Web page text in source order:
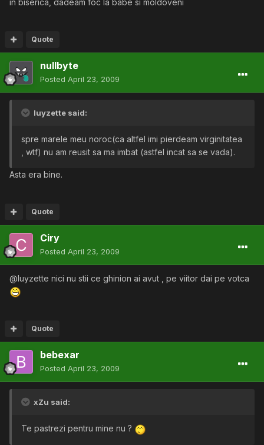
in biserica, dadeam foc la babe si moldoveni
Quote
nullbyte
Posted April 23, 2009
luyzette said:
spre marele meu noroc(ca altfel imi pierdeam virginitatea
, wtf) nu am reusit sa ma imbat (astfel incat sa se vada).
Asta era bine.
Quote
Ciry
Posted April 23, 2009
@luyzette nici nu stii ce ghinion ai avut , pe viitor dai pe votca
Quote
bebexar
Posted April 23, 2009
xZu said:
Te pastrezi pentru mine nu ?